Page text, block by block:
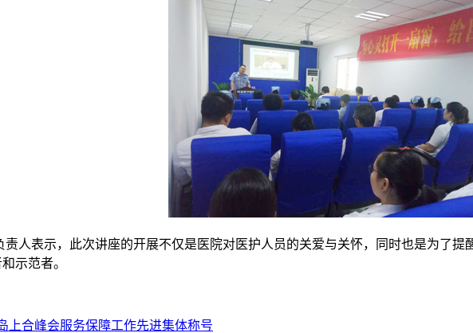
表示，此次讲座的开展不仅是医院对医护人员的关爱与关怀，同时也是为了提
示范者。
上合峰会服务保障工作先进集体称号